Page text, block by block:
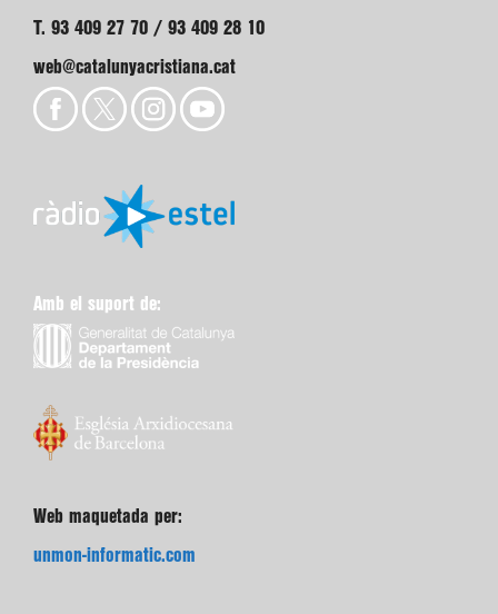
T. 93 409 27 70 / 93 409 28 10
web@catalunyacristiana.cat
Amb el suport de:
Web maquetada per:
unmon-informatic.com